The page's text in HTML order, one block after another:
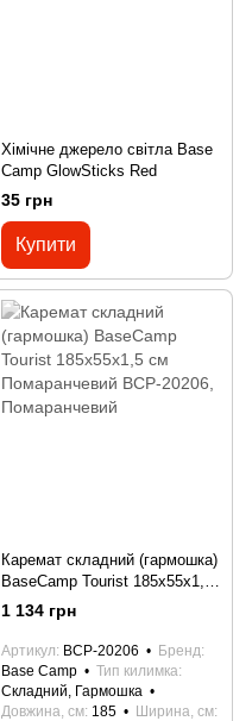
Хімічне джерело світла Base
Camp GlowSticks Red
35 грн
Купити
Каремат складний (гармошка)
BaseCamp Tourist 185x55x1,5
см Помаранчевий BCP-20206
1 134 грн
Артикул BCP-20206
Бренд
Base Camp
Тип килимка
Складний, Гармошка
Довжина, см 185
Ширина, см